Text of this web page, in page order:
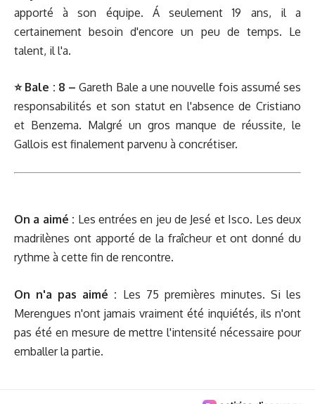
apporté à son équipe. Á seulement 19 ans, il a
certainement besoin d'encore un peu de temps. Le
talent, il l'a.
⭐️ Bale : 8 – Gareth Bale a une nouvelle fois assumé ses
responsabilités et son statut en l'absence de Cristiano
et Benzema. Malgré un gros manque de réussite, le
Gallois est finalement parvenu à concrétiser.
On a aimé : Les entrées en jeu de Jesé et Isco. Les deux
madrilènes ont apporté de la fraîcheur et ont donné du
rythme à cette fin de rencontre.
On n'a pas aimé : Les 75 premières minutes. Si les
Merengues n'ont jamais vraiment été inquiétés, ils n'ont
pas été en mesure de mettre l'intensité nécessaire pour
emballer la partie.